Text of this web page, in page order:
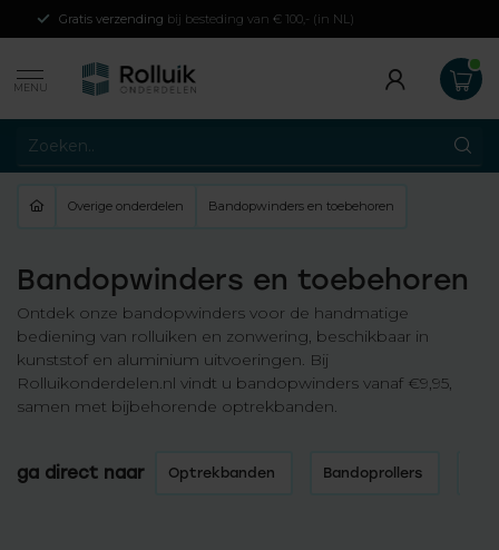
Gratis verzending bij besteding van € 100,- (in NL)
MENU
Overige onderdelen Bandopwinders en toebehoren
Bandopwinders en toebehoren
Ontdek onze bandopwinders voor de handmatige
bediening van rolluiken en zonwering, beschikbaar in
kunststof en aluminium uitvoeringen. Bij
Rolluikonderdelen.nl vindt u bandopwinders vanaf €9,95,
samen met bijbehorende optrekbanden.
ga direct naar Optrekbanden Bandoprollers